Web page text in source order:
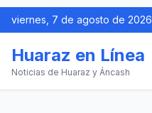
viernes, 7 de agosto de 2026
Huaraz en Línea
Noticias de Huaraz y Áncash